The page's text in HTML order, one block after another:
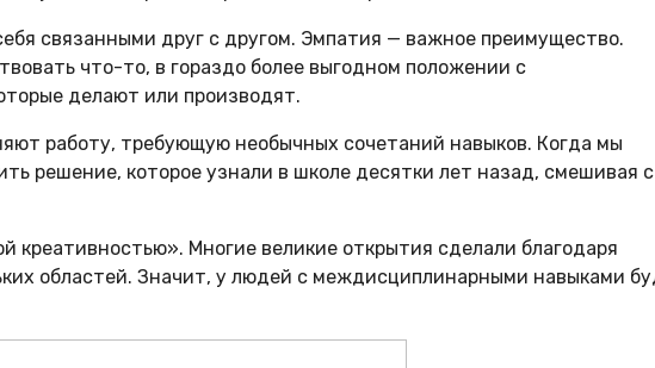
связанными друг с другом. Эмпатия — важное преимущество.
что-то, в гораздо более выгодном положении с
делают или производят.
работу, требующую необычных сочетаний навыков. Когда мы
решение, которое узнали в школе десятки лет назад, смешивая с
креативностью». Многие великие открытия сделали благодаря
областей. Значит, у людей с междисциплинарными навыками